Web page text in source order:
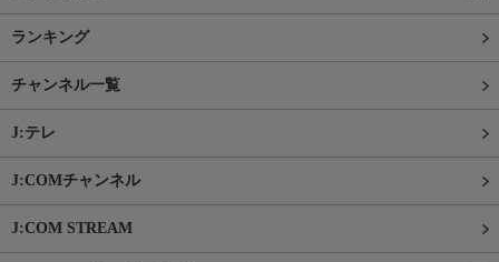
ランキング
チャンネル一覧
J:テレ
J:COMチャンネル
J:COM STREAM